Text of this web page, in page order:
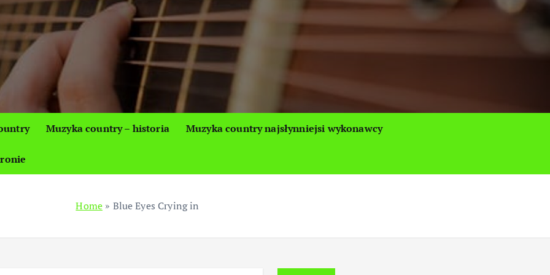
Muzyka country – historia Muzyka country najsłynniejsi wykonawcy
Home » Blue Eyes Crying in